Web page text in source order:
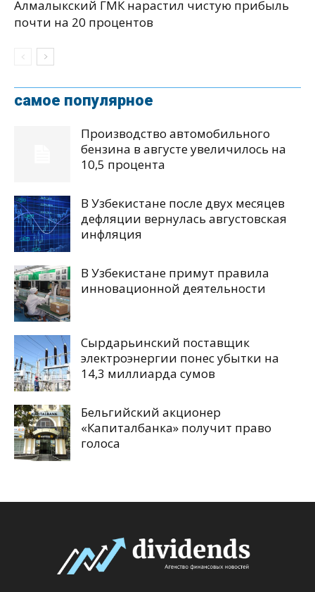
Алмалыкский ГМК нарастил чистую прибыль
почти на 20 процентов
самое популярное
Производство автомобильного
бензина в августе увеличилось на
10,5 процента
В Узбекистане после двух месяцев
дефляции вернулась августовская
инфляция
В Узбекистане примут правила
инновационной деятельности
Сырдарьинский поставщик
электроэнергии понес убытки на
14,3 миллиарда сумов
Бельгийский акционер
«Капиталбанка» получит право
голоса